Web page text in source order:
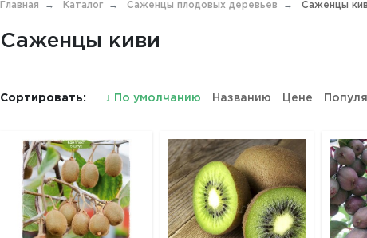
Главная Каталог Саженцы плодовых деревьев Саженцы
Саженцы киви
Сортировать: ↓ По умолчанию Названию Цене